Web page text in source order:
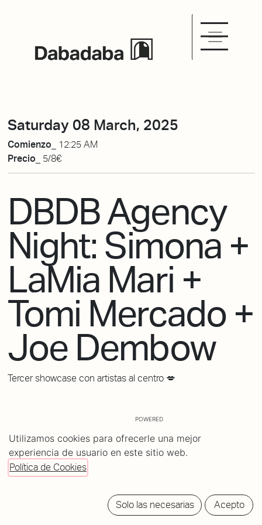
Saturday 08 March, 2025
Comienzo_
12:25 AM
Precio_ 5/8€
DBDB Agency
Night: Simona +
LaMia Mari +
Tomi Mercado +
Joe Dembow
Tercer showcase con artistas al centro 💋
tickets
POWERED
Utilizamos cookies para ofrecerle una mejor
experiencia de usuario en este sitio web.
Política de Cookies
Solo las necesarias Acepto